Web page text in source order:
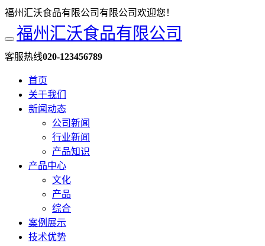
福州汇沃食品有限公司有限公司欢迎您！
福州汇沃食品有限公司
客服热线020-123456789
首页
关于我们
新闻动态
公司新闻
行业新闻
产品知识
产品中心
文化
产品
综合
案例展示
技术优势